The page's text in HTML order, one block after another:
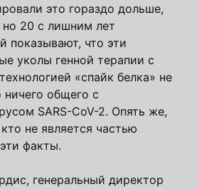
это гораздо дольше,
но 20 с лишним лет
показывают, что эти
уколы генной терапии с
«спайк белка» не
общего с
SARS-CoV-2. Опять же,
не является частью
факты.
генеральный директор